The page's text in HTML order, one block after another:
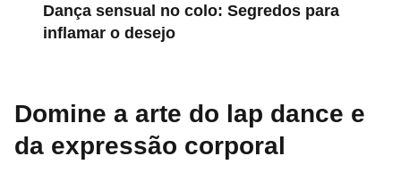
Dança sensual no colo: Segredos para
inflamar o desejo
Domine a arte do lap dance e
da expressão corporal